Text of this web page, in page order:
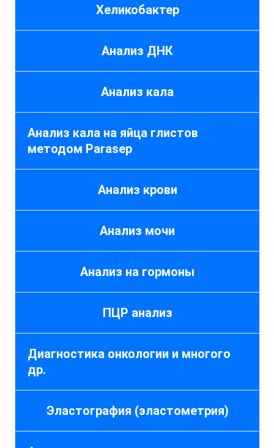
Хеликобактер
Анализ ДНК
Анализ кала
Анализ кала на яйца глистов
методом Parasep
Анализ крови
Анализ мочи
Анализ на гормоны
ПЦР анализ
Диагностика онкологии и многого
др.
Эластография (эластометрия)